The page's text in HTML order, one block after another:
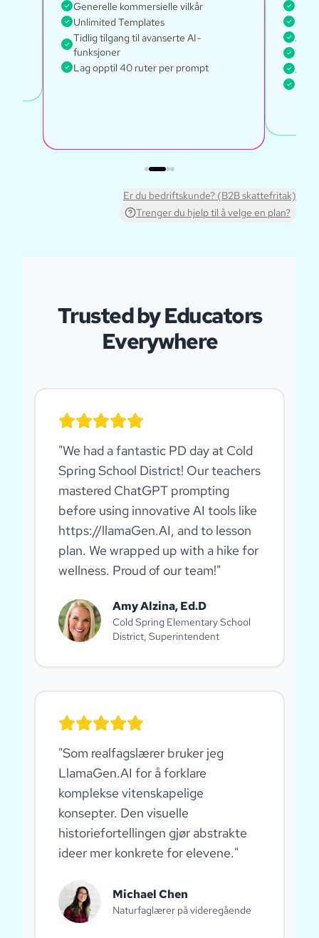
Generelle kommersielle vilkår
Unlimited Templates
Tidlig tilgang til avanserte AI-
funksjoner
Lag opptil 40 ruter per prompt
Er du bedriftskunde? (B2B skattefritak)
Trenger du hjelp til å velge en plan?
Trusted by Educators
Everywhere
"We had a fantastic PD day at Cold
Spring School District! Our teachers
mastered ChatGPT prompting
before using innovative AI tools like
https://llamaGen.AI, and to lesson
plan. We wrapped up with a hike for
wellness. Proud of our team!"
Amy Alzina, Ed.D
Cold Spring Elementary School
District, Superintendent
"Som realfagslærer bruker jeg
LlamaGen.AI for å forklare
komplekse vitenskapelige
konsepter. Den visuelle
historiefortellingen gjør abstrakte
ideer mer konkrete for elevene."
Michael Chen
Naturfaglærer på videregående